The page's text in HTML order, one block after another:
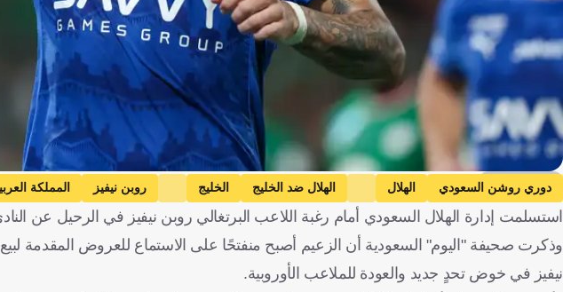
Getty Images
دوري روشن السعودي الهلال الهلال ضد الخليج الخليج روبن نيفيز المملكة
استسلمت إدارة الهلال السعودي أمام رغبة اللاعب البرتغالي روبن نيفيز في الرحيل عن
وذكرت صحيفة "اليوم" السعودية أن الزعيم أصبح منفتحًا على الاستماع للعروض المقدمة
نيفيز في خوض تحدٍ جديد والعودة للملاعب الأوروبية.